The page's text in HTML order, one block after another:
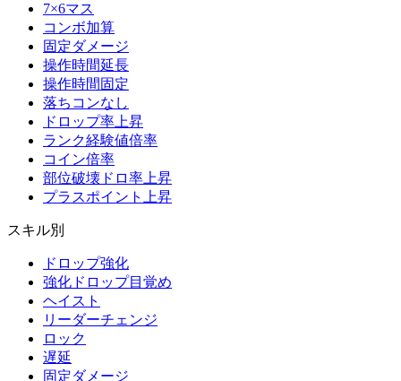
7×6マス
コンボ加算
固定ダメージ
操作時間延長
操作時間固定
落ちコンなし
ドロップ率上昇
ランク経験値倍率
コイン倍率
部位破壊ドロ率上昇
プラスポイント上昇
スキル別
ドロップ強化
強化ドロップ目覚め
ヘイスト
リーダーチェンジ
ロック
遅延
固定ダメージ